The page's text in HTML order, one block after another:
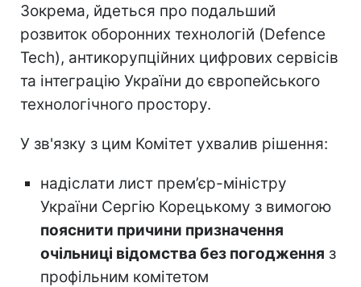
Зокрема, йдеться про подальший
розвиток оборонних технологій (Defence
Tech), антикорупційних цифрових сервісів
та інтеграцію України до європейського
технологічного простору.
У зв'язку з цим Комітет ухвалив рішення:
надіслати лист прем’єр-міністру
України Сергію Корецькому з вимогою
пояснити причини призначення
очільниці відомства без погодження з
профільним комітетом